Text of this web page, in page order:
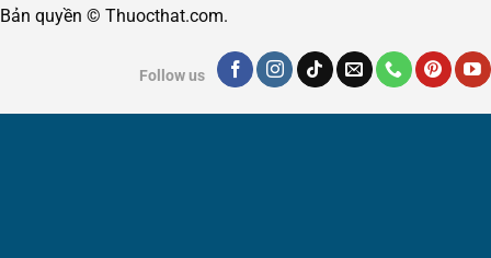
Bản quyền © Thuocthat.com.
Follow us